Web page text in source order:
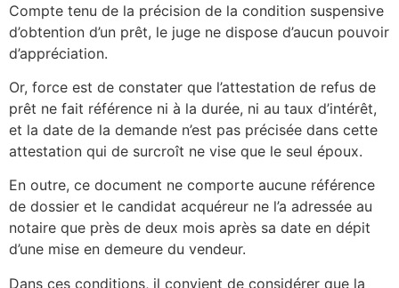
Compte tenu de la précision de la condition suspensive
d’obtention d’un prêt, le juge ne dispose d’aucun pouvoir
d’appréciation.
Or, force est de constater que l’attestation de refus de
prêt ne fait référence ni à la durée, ni au taux d’intérêt,
et la date de la demande n’est pas précisée dans cette
attestation qui de surcroît ne vise que le seul époux.
En outre, ce document ne comporte aucune référence
de dossier et le candidat acquéreur ne l’a adressée au
notaire que près de deux mois après sa date en dépit
d’une mise en demeure du vendeur.
Dans ces conditions, il convient de considérer que la